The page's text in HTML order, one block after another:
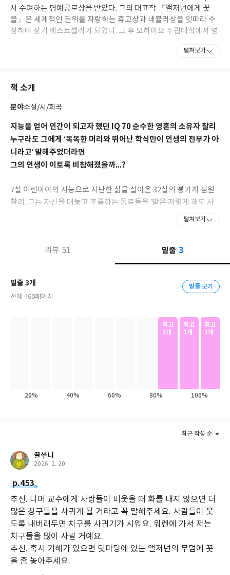
서 수여하는 명예공로상을 받았다. 그의 대표작 『앨저넌에게 꽃
을』은 세계적인 권위를 자랑하는 휴고상과 네뷸러상을 잇따라 수
상하며 장기 베스트셀러가 되었다. 그 후 오하이오 주립대학에서 영
환자를 직접 관찰하며 다중인격장애(정식 명칭 : 해리성정체장애)
전 세계적으로 엄청난 반향을 불러일으키며 장기 베스트셀러가 되
펼쳐보기
책 소개
분야소설/시/희곡
지능을 얻어 인간이 되고자 했던 IQ 70 순수한 영혼의 소유자 찰리
누구라도 그에게 ‘똑똑한 머리와 뛰어난 학식만이 인생의 전부가 아
니라고’ 말해주었더라면
그의 인생이 이토록 비참해졌을까...?
7살 어린아이의 지능으로 지난한 삶을 살아온 32살의 빵가게 점원
찰리. 그는 자신을 대놓고 조롱하는 동료들을 ‘말은 저렇게 해도 사
실은 자신을 무지 좋아한다’고 생각하는 긍정의 달인이다. 그만큼 사
수한 청년이다. 세상과 소통하기 위해서 글을 배워야 한다고 생각하
는 그는 낮에는 일하고 밤에는 지적장애성인센터에서 글을 배운다.
는 제의를 해온다.
든 엄마, 그런 그를 끝내 지켜주지 못한 아빠. 반인륜적인 부모에게
어준다. 자아 도취한 엘리트들과 함께 신의 영역을 침범하게 된 찰
리, 어둠에서 빛으로 나아가려는 그에게 과연 온전한 행복과 자유가
이 책은 SF계의 노벨상이라고 평가받는 휴고상과 네뷸러상을 수상
하였다. 미국에서 출간되자마자 엄청난 반향을 일으켜 전 세계 30개
국에 출간된 초베스트셀러로서 정식 한국어판이 황금부엉이에서
소설은 50년이 넘는 시간 동안 수많은 제작자들이 선택한 만큼 시공
간을 초월하여 인간사회에 큰 깨달음과 여운을 주는 고전이 되었다.
펼쳐보기
리뷰 51 밑줄 3
밑줄 3개
전체 460페이지
밑줄 긋기
최고
1개
최고
1개
최고
1개
20% 40% 60% 80% 100%
최근 작성 순
꿀쑤니
2026. 2. 20
p.453
추신. 니머 교수에게 사랑들이 비웃을 때 화를 내지 않으면 더
많은 칭구들을 사귀게 될 거라고 꼭 말해주세요. 사람들이 웃
도록 내버려두면 치구를 사귀기가 시워요. 워렌에 가서 저는
치구들을 많이 사귈 거예요.
추신. 혹시 기해가 있으면 딧마당에 있는 앨저넌의 무덤에 꼿
을 좀 놓아주세요.